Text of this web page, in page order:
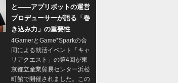
と――アプリボットの運営
プロデューサーが語る「巻
き込み力」の重要性
4GamerとGame*Sparkの合
同による就活イベント「キャ
リアクエスト」の第4回が東
京都立産業貿易センター浜松
町館で開催されました。この